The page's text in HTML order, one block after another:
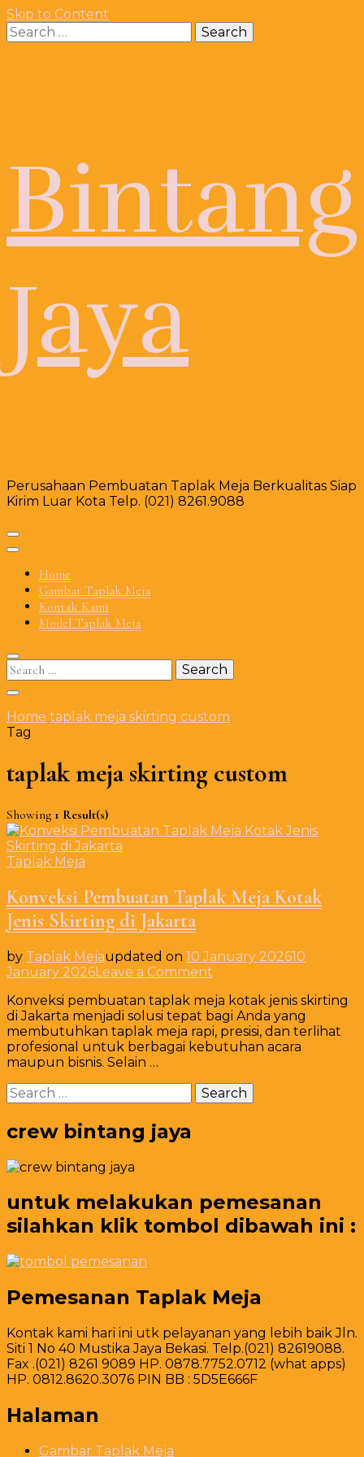
Skip to Content
Search
for:
Bintang
Jaya
Perusahaan Pembuatan Taplak Meja Berkualitas Siap
Kirim Luar Kota Telp. (021) 8261.9088
Home
Gambar Taplak Meja
Kontak Kami
Model Taplak Meja
Search
for:
Home taplak meja skirting custom
Tag
taplak meja skirting custom
Showing 1 Result(s)
Taplak Meja
Konveksi Pembuatan Taplak Meja Kotak
Jenis Skirting di Jakarta
by Taplak Mejaupdated on 10 January 202610
January 2026Leave a Comment
Pembuatan
Taplak
Meja
Kotak
di
Konveksi pembuatan taplak meja kotak jenis skirting
di Jakarta menjadi solusi tepat bagi Anda yang
membutuhkan taplak meja rapi, presisi, dan terlihat
profesional untuk berbagai kebutuhan acara
maupun bisnis. Selain …
Search
for:
crew bintang jaya
untuk melakukan pemesanan
silahkan klik tombol dibawah ini :
Pemesanan Taplak Meja
Kontak kami hari ini utk pelayanan yang lebih baik Jln.
Siti 1 No 40 Mustika Jaya Bekasi. Telp.(021) 82619088.
Fax .(021) 8261 9089 HP. 0878.7752.0712 (what apps)
HP. 0812.8620.3076 PIN BB : 5D5E666F
Halaman
Gambar Taplak Meja